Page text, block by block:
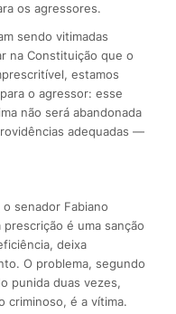
os agressores.
sendo vitimadas
na Constituição que o
estamos
o agressor: esse
não será abandonada
adequadas —
senador Fabiano
é uma sanção
deixa
O problema, segundo
punida duas vezes,
criminoso, é a vítima.